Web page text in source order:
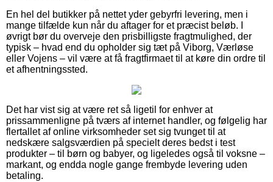
En hel del butikker på nettet yder gebyrfri levering, men i
mange tilfælde kun når du aftager for et præcist beløb. I
øvrigt bør du overveje den prisbilligste fragtmulighed, der
typisk – hvad end du opholder sig tæt på Viborg, Værløse
eller Vojens – vil være at få fragtfirmaet til at køre din ordre til
et afhentningssted.
Det har vist sig at være ret så ligetil for enhver at
prissammenligne på tværs af internet handler, og følgelig har
flertallet af online virksomheder set sig tvunget til at
nedskære salgsværdien på specielt deres bedst i test
produkter – til børn og babyer, og ligeledes også til voksne –
markant, og endda nogle gange frembyde levering uden
betaling.